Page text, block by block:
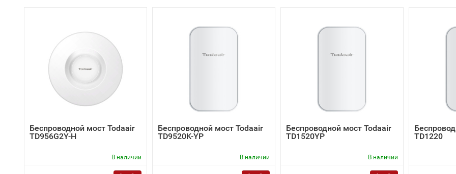
Беспроводной мост Todaair
TD956G2Y-H
В наличии
Беспроводной мост Todaair
TD9520K-YP
В наличии
Беспроводной мост Todaair
TD1520YP
В наличии
TD1220